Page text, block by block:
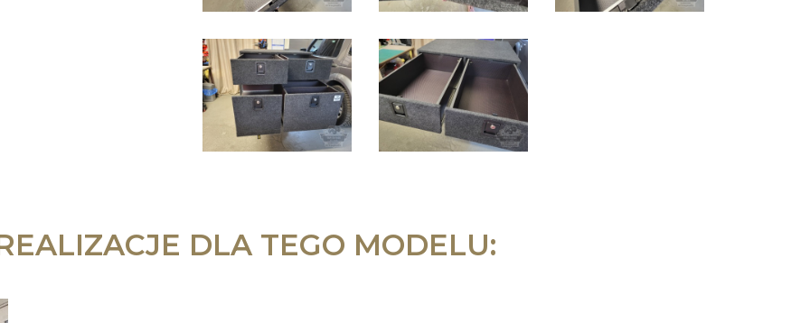
DLA TEGO MODELU: